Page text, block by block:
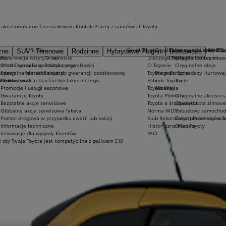
SUV i Terenowe Rodzinne Hybrydowe Plug-in
Dostawcze
Ekobonus dla hybryd
Oferta dla osób z
rat Toyota Easy
KINTO
Rezerwacja wizyty w serwisie
Oferta serwisu mechanicznego
Specjalna oferta dla aut po gwarancji podstawowej
Oferta serwisu blacharsko-lakierniczego
Promocje i usługi sezonowe
Gwarancje Toyoty
Bezpłatne akcje serwisowe
Globalna akcja serwisowa Takata
Pomoc drogowa w przypadku awarii lub kolizji
Informacje techniczne
Innowacje dla wygody Klientów
czy Twoja Toyota jest kompatybilna z paliwem E10
Oryginalne części i oleje
Oryginalne części
Oryginalne oleje
Program Sprzedaży
Trade
Akcesoria
Oryginalne
Opony i koła zimowe
Zabudowy
Zabezpieczenia i
Sklep Toyoty
Salon Czerniakowska
O firmie
O nas
Polityka prywatności
Kontakt i dojazd
KontaktPracuj z namiŚwiat Toyoty
Świat Toyoty
Dlaczego Toyota?
O Toyocie
Toyota w Europie
Fabryki Toyoty
Toyota Way
Toyota Mobility
Toyota a środowisko
Norma WLTP
Klub Rekordowych Przebiegów
Historyczne Modele
FAQ